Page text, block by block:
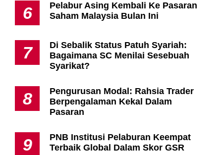
6
Pelabur Asing Kembali Ke Pasaran
Saham Malaysia Bulan Ini
7
Di Sebalik Status Patuh Syariah:
Bagaimana SC Menilai Sesebuah
Syarikat?
8
Pengurusan Modal: Rahsia Trader
Berpengalaman Kekal Dalam
Pasaran
9
PNB Institusi Pelaburan Keempat
Terbaik Global Dalam Skor GSR